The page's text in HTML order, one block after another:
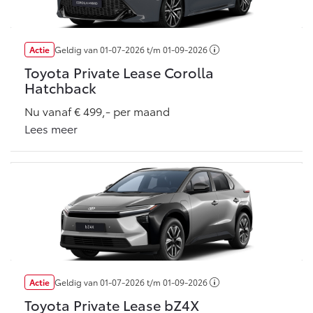
bZ4X
BATTERIJ-ELEKTRISCH
Vanaf € 39.995,-
bZ4X Touring
BATTERIJ-ELEKTRISCH
Vanaf € 48.995,-
WATERSTOF-ELEKTRISCH
Proace City (excl. BTW)
OOK ALS BATTERIJ-
ELEKTRISCH
Connected check
Navigatie updates
Actie Geldig van01-07-2026t/m 01-09-2026
Toyota Private Lease Corolla
Hatchback
Nu vanaf € 499,- per maand
Lees meer
Actie Geldig van01-07-2026t/m 01-09-2026
Toyota Private Lease bZ4X